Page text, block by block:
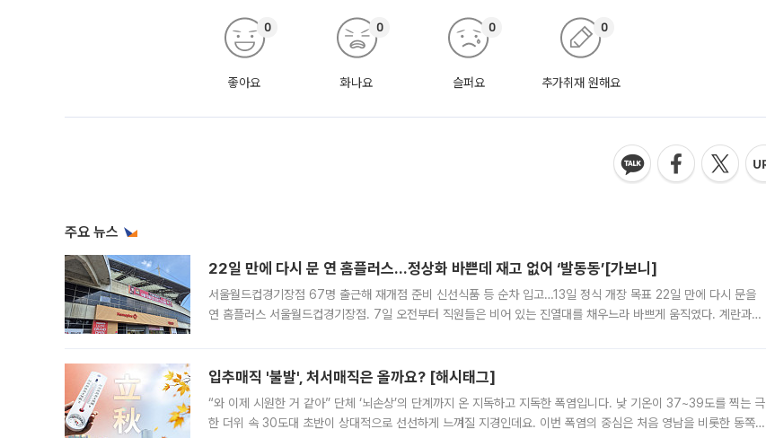
좋아요
0
화나요
0
슬퍼요
0
추가취재 원해요
0
주요 뉴스
22일 만에 다시 문 연 홈플러스…정상화 바쁜데 재고 없어 ‘발동동’[가보니]
서울월드컵경기장점 67명 출근해 재개점 준비 신선식품 등 순차 입고…13일 정식 개장 목표 22일 만에 다시 문을
연 홈플러스 서울월드컵경기장점. 7일 오전부터 직원들은 비어 있는 진열대를 채우느라 바쁘게 움직였다. 계란과
입추매직 '불발', 처서매직은 올까요? [해시태그]
“와 이제 시원한 거 같아” 단체 ‘뇌손상’의 단계까지 온 지독하고 지독한 폭염입니다. 낮 기온이 37~39도를 찍는 극
한 더위 속 30도대 초반이 상대적으로 선선하게 느껴질 지경인데요. 이번 폭염의 중심은 처음 영남을 비롯한 동쪽